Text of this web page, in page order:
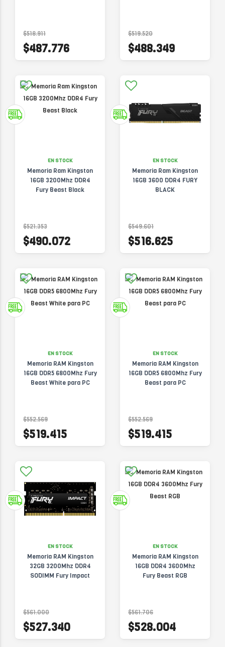
$518.911
$487.776
$519.520
$488.349
EN STOCK
Memoria Ram Kingston
16GB 3200Mhz DDR4
Fury Beast Black
$521.353
$490.072
EN STOCK
Memoria Ram Kingston
16GB 3600 DDR4 FURY
BLACK
$549.601
$516.625
EN STOCK
Memoria RAM Kingston
16GB DDR5 6800Mhz Fury
Beast White para PC
$552.569
$519.415
EN STOCK
Memoria RAM Kingston
16GB DDR5 6800Mhz Fury
Beast para PC
$552.569
$519.415
EN STOCK
Memoria RAM Kingston
32GB 3200Mhz DDR4
SODIMM Fury Impact
$561.000
$527.340
EN STOCK
Memoria RAM Kingston
16GB DDR4 3600Mhz
Fury Beast RGB
$561.706
$528.004